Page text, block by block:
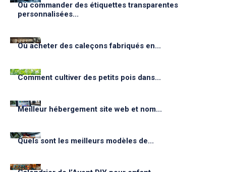
Où commander des étiquettes transparentes
personnalisées...
Où acheter des caleçons fabriqués en...
Comment cultiver des petits pois dans...
Meilleur hébergement site web et nom...
Quels sont les meilleurs modèles de...